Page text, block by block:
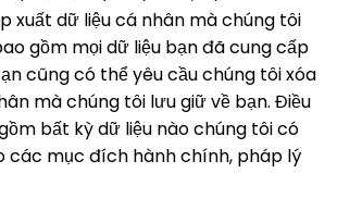
xuất dữ liệu cá nhân mà chúng tôi
gồm mọi dữ liệu bạn đã cung cấp
cũng có thể yêu cầu chúng tôi xóa
mà chúng tôi lưu giữ về bạn. Điều
bất kỳ dữ liệu nào chúng tôi có
các mục đích hành chính, pháp lý